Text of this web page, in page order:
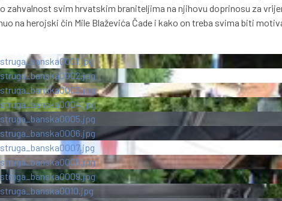
zahvalnost svim hrvatskim braniteljima na njihovu doprinosu za
na herojski čin Mile Blaževića Čade i kako on treba svima biti